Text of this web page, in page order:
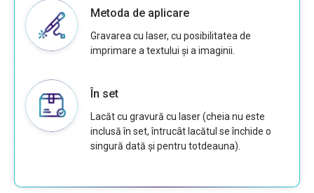
Metoda de aplicare
Gravarea cu laser, cu posibilitatea de
imprimare a textului și a imaginii.
În set
Lacăt cu gravură cu laser (cheia nu este
inclusă în set, întrucât lacătul se închide o
singură dată și pentru totdeauna).